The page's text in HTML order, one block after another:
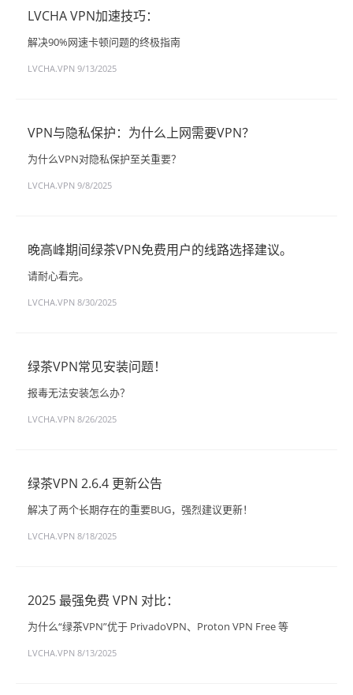
LVCHA VPN加速技巧：
解决90%网速卡顿问题的终极指南
LVCHA.VPN 9/13/2025
VPN与隐私保护：为什么上网需要VPN？
为什么VPN对隐私保护至关重要？
LVCHA.VPN 9/8/2025
晚高峰期间绿茶VPN免费用户的线路选择建议。
请耐心看完。
LVCHA.VPN 8/30/2025
绿茶VPN常见安装问题！
报毒无法安装怎么办？
LVCHA.VPN 8/26/2025
绿茶VPN 2.6.4 更新公告
解决了两个长期存在的重要BUG，强烈建议更新！
LVCHA.VPN 8/18/2025
2025 最强免费 VPN 对比：
为什么“绿茶VPN”优于 PrivadoVPN、Proton VPN Free 等
LVCHA.VPN 8/13/2025